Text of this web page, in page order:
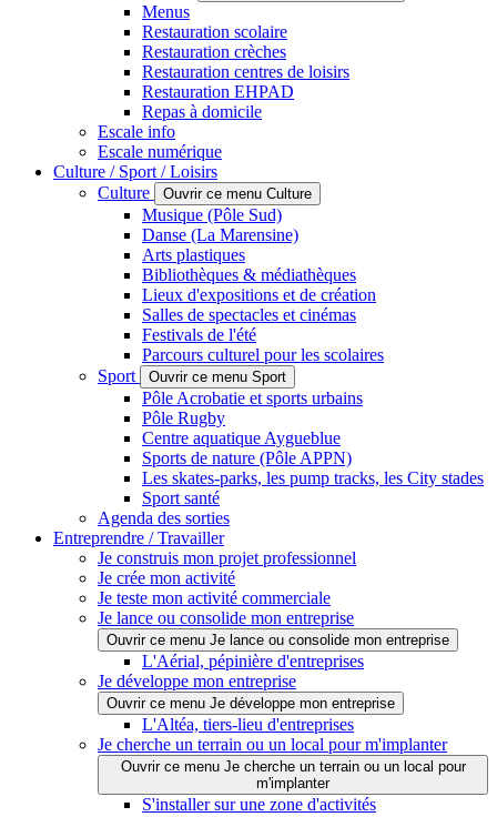
Menus
Restauration scolaire
Restauration crèches
Restauration centres de loisirs
Restauration EHPAD
Repas à domicile
Escale info
Escale numérique
Culture / Sport / Loisirs
Culture
Ouvrir ce menu Culture
Musique (Pôle Sud)
Danse (La Marensine)
Arts plastiques
Bibliothèques & médiathèques
Lieux d'expositions et de création
Salles de spectacles et cinémas
Festivals de l'été
Parcours culturel pour les scolaires
Sport
Ouvrir ce menu Sport
Pôle Acrobatie et sports urbains
Pôle Rugby
Centre aquatique Aygueblue
Sports de nature (Pôle APPN)
Les skates-parks, les pump tracks, les City stades
Sport santé
Agenda des sorties
Entreprendre / Travailler
Je construis mon projet professionnel
Je crée mon activité
Je teste mon activité commerciale
Je lance ou consolide mon entreprise
Ouvrir ce menu Je lance ou consolide mon entreprise
L'Aérial, pépinière d'entreprises
Je développe mon entreprise
Ouvrir ce menu Je développe mon entreprise
L'Altéa, tiers-lieu d'entreprises
Je cherche un terrain ou un local pour m'implanter
Ouvrir ce menu Je cherche un terrain ou un local pour
m'implanter
S'installer sur une zone d'activités